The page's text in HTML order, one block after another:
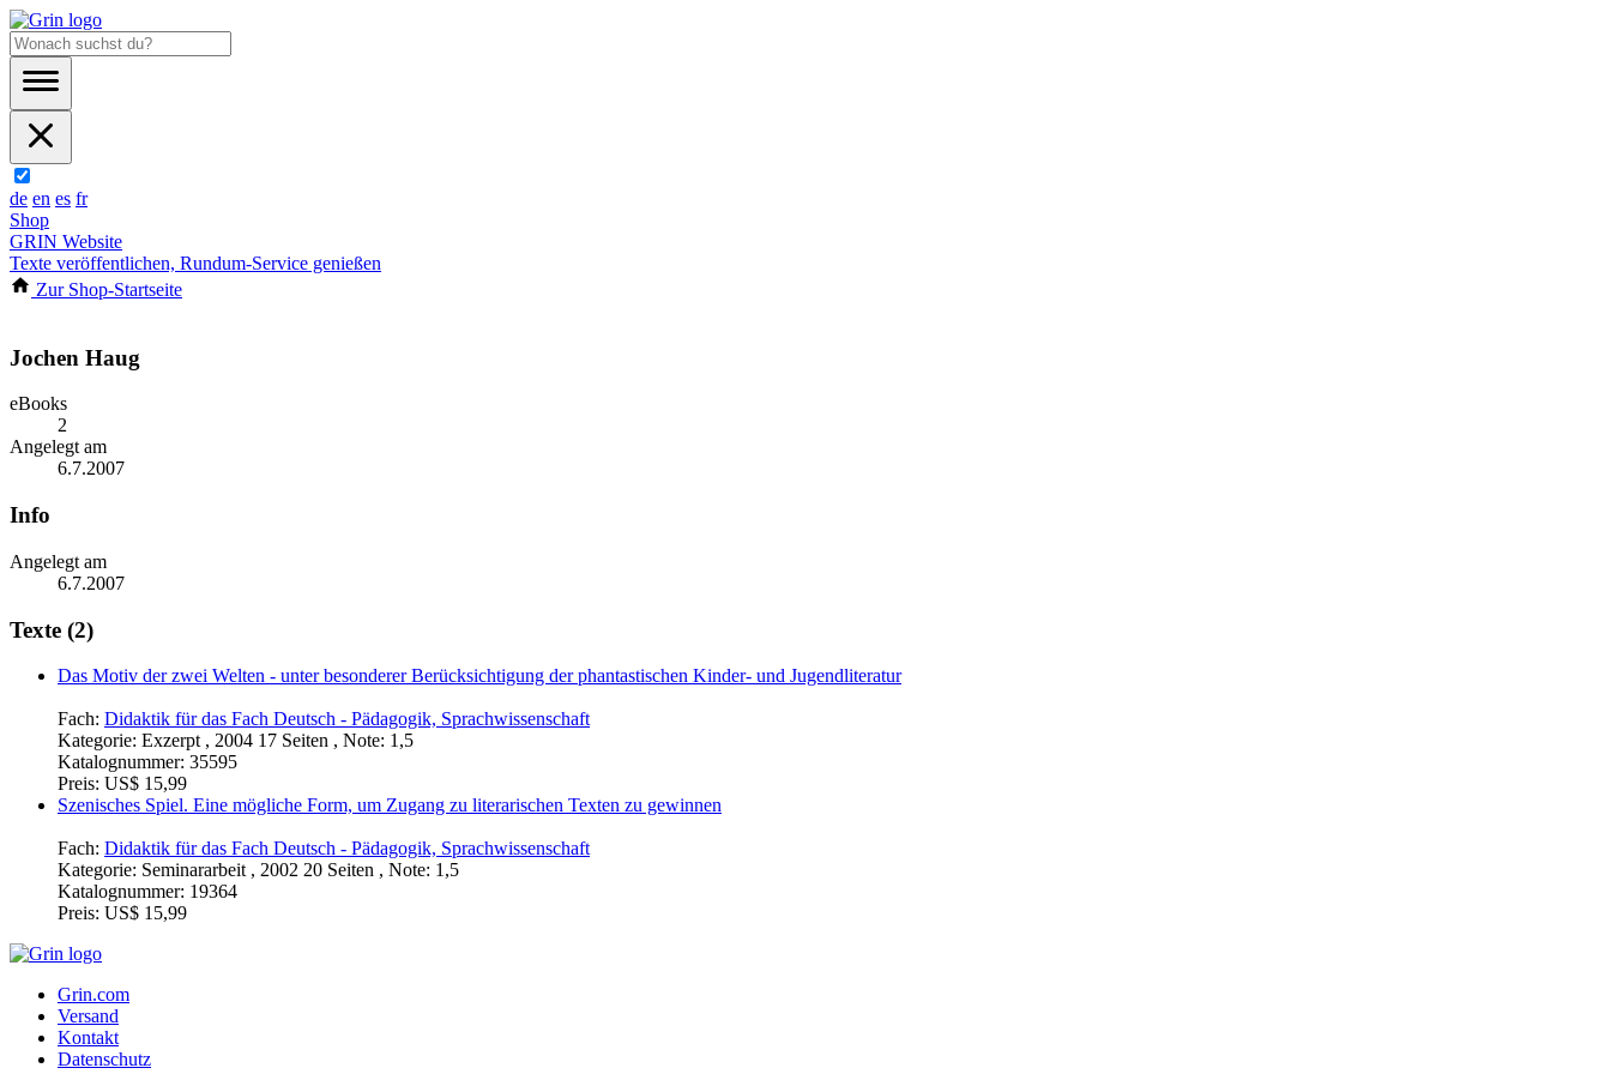
de en es fr
Shop
GRIN Website
Texte veröffentlichen, Rundum-Service genießen
Zur Shop-Startseite
Jochen Haug
eBooks
2
Angelegt am
6.7.2007
Info
Angelegt am
6.7.2007
Texte (2)
Das Motiv der zwei Welten - unter besonderer Berücksichtigung der phantastischen Kinder- und Jugendliteratur
Fach: Didaktik für das Fach Deutsch - Pädagogik, Sprachwissenschaft
Kategorie: Exzerpt , 2004 17 Seiten , Note: 1,5
Katalognummer: 35595
Preis: US$ 15,99
Szenisches Spiel. Eine mögliche Form, um Zugang zu literarischen Texten zu gewinnen
Fach: Didaktik für das Fach Deutsch - Pädagogik, Sprachwissenschaft
Kategorie: Seminararbeit , 2002 20 Seiten , Note: 1,5
Katalognummer: 19364
Preis: US$ 15,99
Grin.com
Versand
Kontakt
Datenschutz